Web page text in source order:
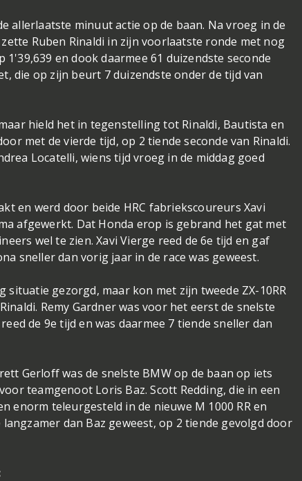
allerlaatste minuut actie op de baan. Na vroeg in de
Ruben Rinaldi in zijn voorlaatste ronde met nog
en dook daarmee 61 duizendste seconde
die op zijn beurt 7 duizendste onder de tijd van
hield het in tegenstelling tot Rinaldi, Bautista en
met de vierde tijd, op 2 tiende seconde van Rinaldi.
Locatelli, wiens tijd vroeg in de middag goed
en werd door beide HRC fabriekscoureurs Xavi
afgewerkt. Dat Honda erop is gebrand het gat met
wel te zien. Xavi Vierge reed de 6e tijd en gaf
sneller dan vorig jaar in de race was geweest.
gezorgd, maar kon met zijn tweede ZX-10RR
Remy Gardner was voor het eerst de snelste
de 9e tijd en was daarmee 7 tiende sneller dan
Gerloff was de snelste BMW op de baan op iets
teamgenoot Loris Baz. Scott Redding, die in een
enorm teleurgesteld in de nieuwe M 1000 RR en
dan Baz geweest, op 2 tiende gevolgd door